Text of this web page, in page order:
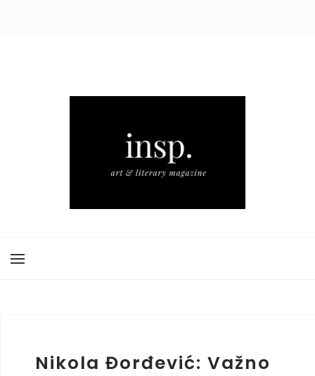
Nikola Đorđević: Važno